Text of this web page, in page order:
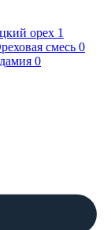
орех 1
смесь 0
0